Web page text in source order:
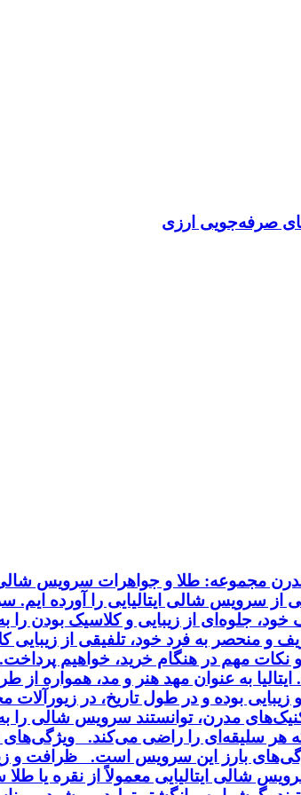
صرفه‌جویی ارزی
مجموعه: طلا و جواهرات سرویس
از سرویس شالی ایتالیایی را آورده
جلوه‌ای از زیبایی و کلاسیک بودن را به
به فرد خود، تلفیقی از زیبایی
و نکات مهم در هنگام خرید، خواهیم
به عنوان مهد هنر و مد، همواره
بوده و در طول تاریخ، در
تکنیک‌های مدرن، توانستند سرویس شالی
که هر سلیقه‌ای را راضی می‌کند.
بارز این سرویس است. ظرافت و
شالی ایتالیایی معمولاً از نقره یا